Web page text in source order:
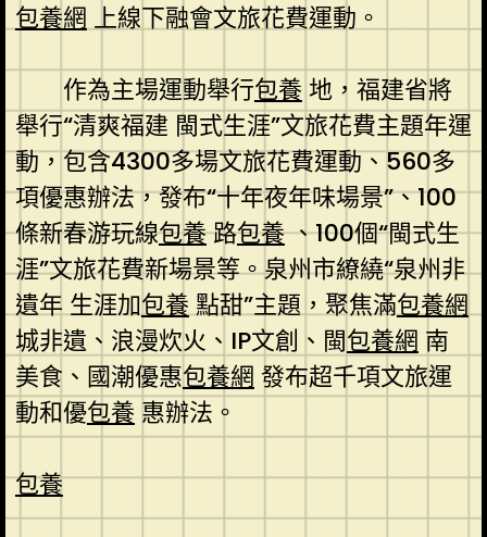
包養網 上線下融會文旅花費運動。
作為主場運動舉行包養 地，福建省將
舉行“清爽福建 閩式生涯”文旅花費主題年運
動，包含4300多場文旅花費運動、560多
項優惠辦法，發布“十年夜年味場景”、100
條新春游玩線包養路包養、100個“閩式生
涯”文旅花費新場景等。泉州市繚繞“泉州非
遺年 生涯加包養點甜”主題，聚焦滿包養網
城非遺、浪漫炊火、IP文創、閩包養網 南
美食、國潮優惠包養網 發布超千項文旅運
動和優包養 惠辦法。
包養